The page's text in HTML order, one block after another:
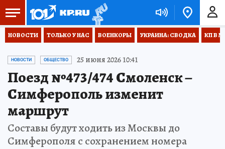
НОВОСТИ ТОЛЬКО У НАС ВОЕНКОРЫ УКРАИНА: СВОДКА КП В
НОВОСТИ ОБЩЕСТВО 25 июня 2026 10:41
Поезд №473/474 Смоленск –
Симферополь изменит
маршрут
Составы будут ходить из Москвы до
Симферополя с сохранением номера